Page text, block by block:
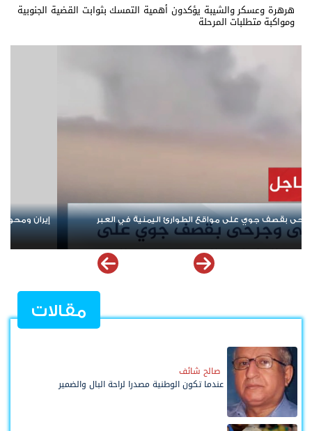
هرهرة وعسكر والشيبة يؤكدون أهمية التمسك بثوابت القضية الجنوبية
ومواكبة متطلبات المرحلة
من "نصرة فلسطين" إلى إشعال أزمات المنطقة
من صنع الأزمة
مقالات
صالح شائف
عندما تكون الوطنية مصدرا لراحة البال والضمير